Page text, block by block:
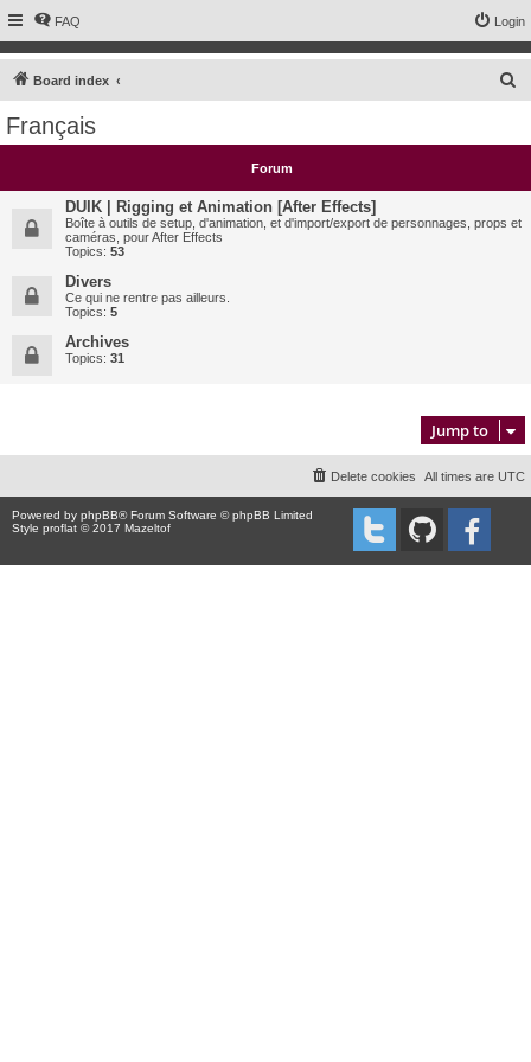
FAQ Login
Board index
c
h
Français
Forum
DUIK | Rigging et Animation [After Effects]
Boîte à outils de setup, d'animation, et d'import/export de personnages, props et
caméras, pour After Effects
Topics: 53
Divers
Ce qui ne rentre pas ailleurs.
Topics: 5
Archives
Topics: 31
Jump to
All times are UTC
Delete cookies
Powered by phpBB® Forum Software © phpBB Limited
Style proflat © 2017 Mazeltof